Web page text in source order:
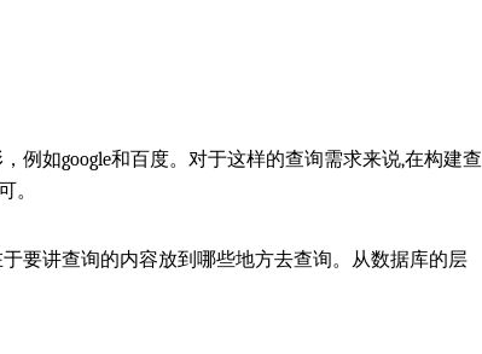
例如google和百度。对于这样的查询需求来说,在构建查
。
要讲查询的内容放到哪些地方去查询。从数据库的层